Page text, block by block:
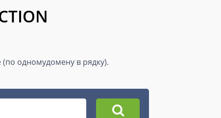
(по одномудомену в рядку).